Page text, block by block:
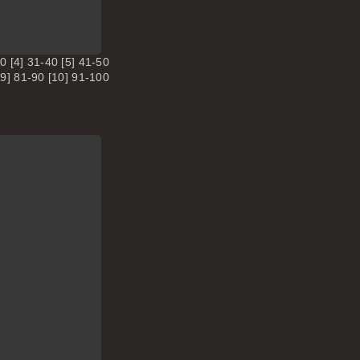
[4] 31-40 [5] 41-50
81-90 [10] 91-100